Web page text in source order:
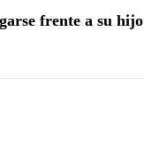
frente a su hijo